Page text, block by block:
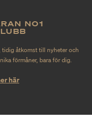
NO1
tidig åtkomst till nyheter och
förmåner, bara för dig.
här